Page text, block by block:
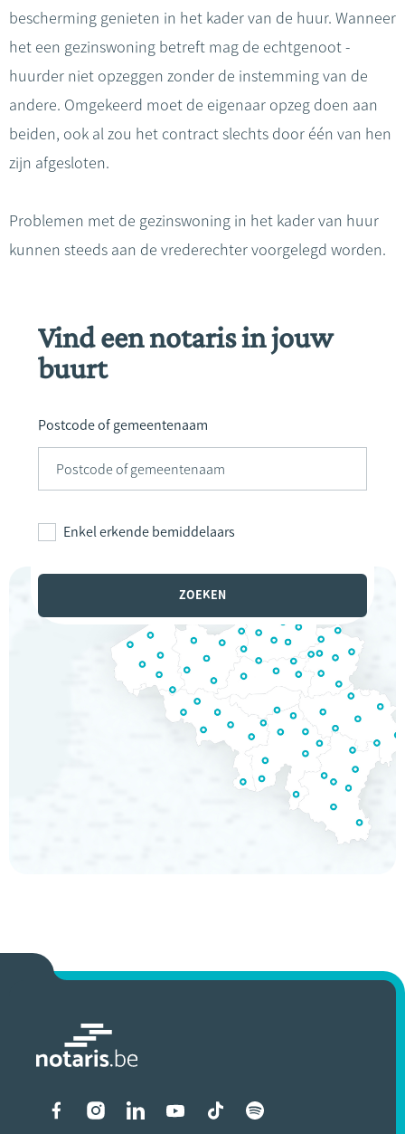
bescherming genieten in het kader van de huur. Wanneer
het een gezinswoning betreft mag de echtgenoot -
huurder niet opzeggen zonder de instemming van de
andere. Omgekeerd moet de eigenaar opzeg doen aan
beiden, ook al zou het contract slechts door één van hen
zijn afgesloten.
Problemen met de gezinswoning in het kader van huur
kunnen steeds aan de vrederechter voorgelegd worden.
Vind een notaris in jouw
buurt
Postcode of gemeentenaam
Enkel erkende bemiddelaars
Liens vers les réseaux